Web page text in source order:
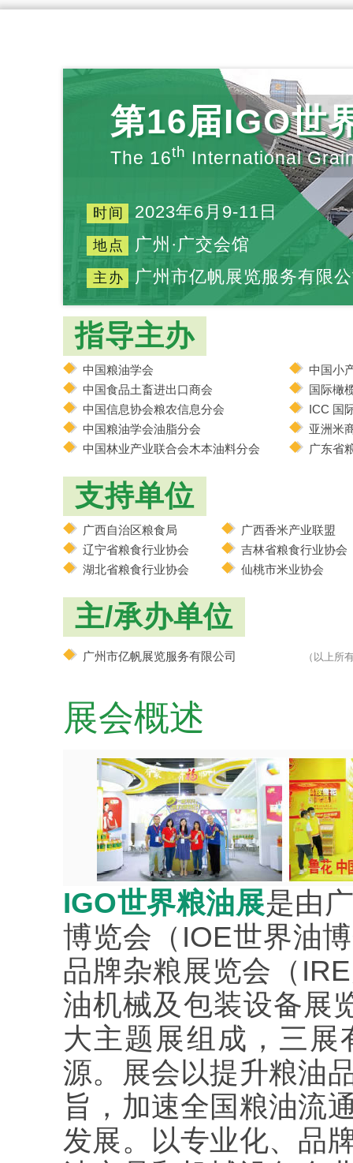
第16届IGO世
The 16th International
时间 2023年6月9-11日
地点 广州·广交会馆
主办 广州市亿帆展览服务有限
指导主办
中国粮油学会
中国食品土畜进出口商会
中国信息协会粮农信息分会
中国粮油学会油脂分会
中国林业产业联合会木本油料分会
中国小
国际橄
ICC 国
亚洲米
广东省
支持单位
广西自治区粮食局
广西香米产业联盟
辽宁省粮食行业协会
吉林省粮食行业协会
湖北省粮食行业协会
仙桃市米业协会
主/承办单位
广州市亿帆展览服务有限公司 （以上所
展会概述
IGO世界粮油展是由
博览会（IOE世界油
品牌杂粮展览会（
油机械及包装设备展
大主题展组成，三
源。展会以提升粮油
旨，加速全国粮油流
发展。以专业化、品